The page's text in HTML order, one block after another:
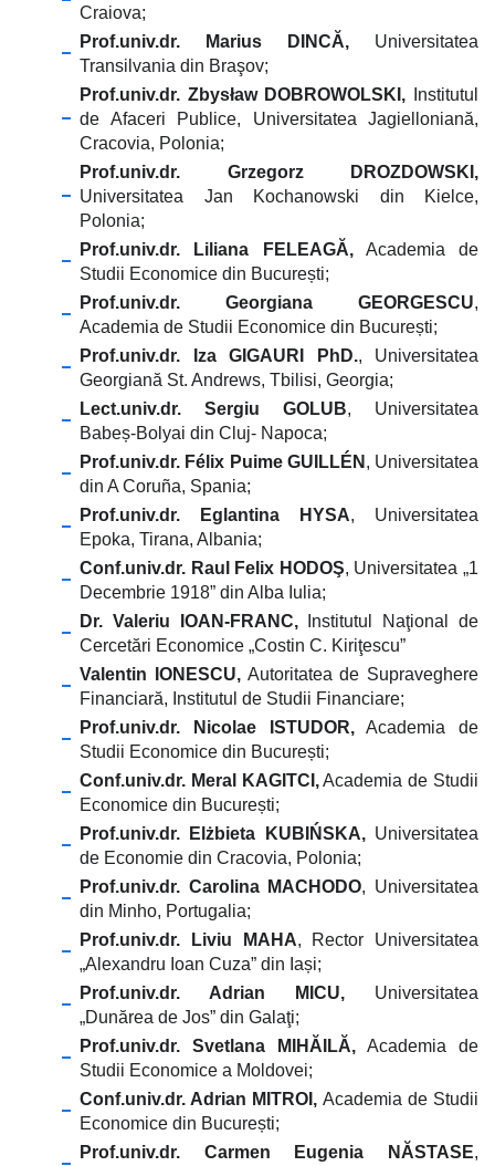
Craiova;
Prof.univ.dr. Marius DINCĂ, Universitatea
Transilvania din Braşov;
Prof.univ.dr. Zbysław DOBROWOLSKI, Institutul
de Afaceri Publice, Universitatea Jagielloniană,
Cracovia, Polonia;
Prof.univ.dr. Grzegorz DROZDOWSKI,
Universitatea Jan Kochanowski din Kielce,
Polonia;
Prof.univ.dr. Liliana FELEAGĂ,Academia de
Studii Economice din București;
Prof.univ.dr. Georgiana GEORGESCU,
Academia de Studii Economice din București;
Prof.univ.dr. Iza GIGAURI PhD., Universitatea
Georgiană St. Andrews, Tbilisi, Georgia;
Lect.univ.dr. Sergiu GOLUB, Universitatea
Babeș-Bolyai din Cluj- Napoca;
Prof.univ.dr. Félix Puime GUILLÉN , Universitatea
din A Coruña, Spania;
Prof.univ.dr. Eglantina HYSA, Universitatea
Epoka, Tirana, Albania;
Conf.univ.dr. Raul Felix HODOŞ, Universitatea „1
Decembrie 1918” din Alba Iulia;
Dr. Valeriu IOAN-FRANC,Institutul Naţional de
Cercetări Economice „Costin C. Kiriţescu”
Valentin IONESCU,Autoritatea de Supraveghere
Financiară, Institutul de Studii Financiare;
Prof.univ.dr. Nicolae ISTUDOR,Academia de
Studii Economice din București;
Conf.univ.dr. Meral KAGITCI,Academia de Studii
Economice din București;
Prof.univ.dr. Elżbieta KUBIŃSKA,Universitatea
de Economie din Cracovia, Polonia;
Prof.univ.dr. Carolina MACHODO, Universitatea
din Minho, Portugalia;
Prof.univ.dr. Liviu MAHA, Rector Universitatea
„Alexandru Ioan Cuza” din Iași;
Prof.univ.dr. Adrian MICU, Universitatea
„Dunărea de Jos” din Galaţi;
Prof.univ.dr. Svetlana MIHĂILĂ,Academia de
Studii Economice a Moldovei;
Conf.univ.dr. Adrian MITROI, Academia de Studii
Economice din București;
Prof.univ.dr. Carmen Eugenia NĂSTASE,